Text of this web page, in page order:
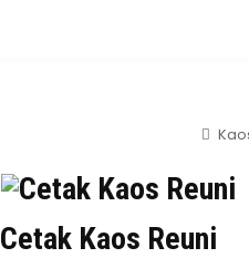
Cetak Kaos Reuni